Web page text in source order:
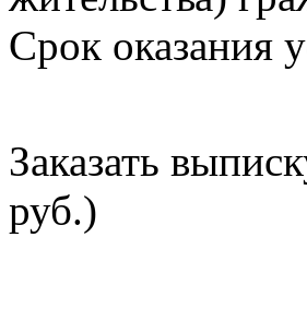
Срок оказания
Заказать
руб.)